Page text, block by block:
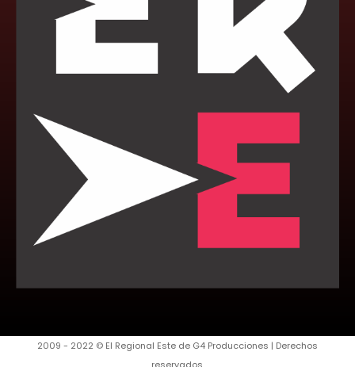
2009 - 2022 © El Regional Este de G4 Producciones | Derechos